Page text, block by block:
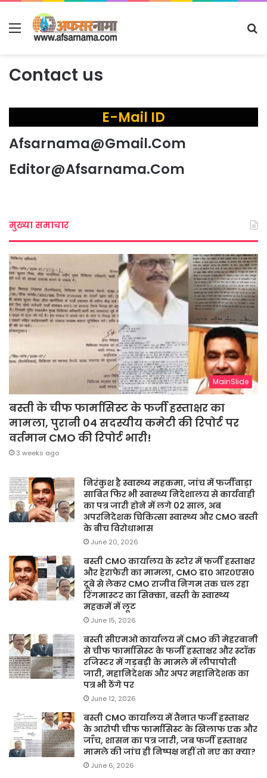
Menu
Contact us
E-Mail ID
Afsarnama@Gmail.Com
Editor@Afsarnama.Com
मुख्या समाचार
MainSlide
बस्ती के चीफ फार्मासिस्ट के फर्जी हस्ताक्षर का
मामला, पुरानी 04 सदस्यीय कमेटी की रिपोर्ट पर
वर्तमान CMO की रिपोर्ट भारी!
3 weeks ago
निरंकुश है स्वास्थ्य महकमा, जांच में फर्जीवाड़ा
साबित फिर भी स्वास्थ्य निदेशालय से कार्यवाही
का पत्र जारी होने में लगे 02 साल, अब
अपरनिदेशक चिकित्सा स्वास्थ्य और CMO बस्ती
के बीच विरोधाभास
June 20, 2026
बस्ती CMO कार्यालय के स्टोर में फर्जी हस्ताक्षर
और हेराफेरी का मामला, CMO डा० आर०एस०
दूबे से लेकर CMO राजीव निगम तक चल रहा
रिंगमास्टर का सिक्का, बस्ती के स्वास्थ्य
महकमें में लूट
June 15, 2026
बस्ती सीएमओ कार्यालय में CMO की मेहरबानी
से चीफ फार्मासिस्ट के फर्जी हस्ताक्षर और स्टॉक
रजिस्टर में गड़बड़ी के मामले में लीपापोती
जारी, महानिदेशक और अपर महानिदेशक का
पत्र भी ठेंगे पर
June 12, 2026
बस्ती CMO कार्यालय में तैनात फर्जी हस्ताक्षर
के आरोपी चीफ फार्मासिस्ट के खिलाफ एक और
जाँच, शासन का पत्र जारी, जब फर्जी हस्ताक्षर
मामले की जांच ही निष्पक्ष नहीं तो नए का क्या?
June 6, 2026